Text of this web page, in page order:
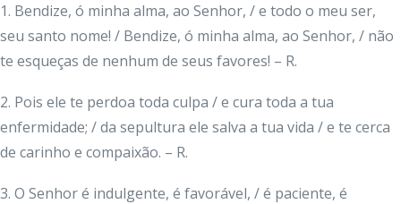
1. Bendize, ó minha alma, ao Senhor, / e todo o meu ser,
seu santo nome! / Bendize, ó minha alma, ao Senhor, / não
te esqueças de nenhum de seus favores! – R.
2. Pois ele te perdoa toda culpa / e cura toda a tua
enfermidade; / da sepultura ele salva a tua vida / e te cerca
de carinho e compaixão. – R.
3. O Senhor é indulgente, é favorável, / é paciente, é